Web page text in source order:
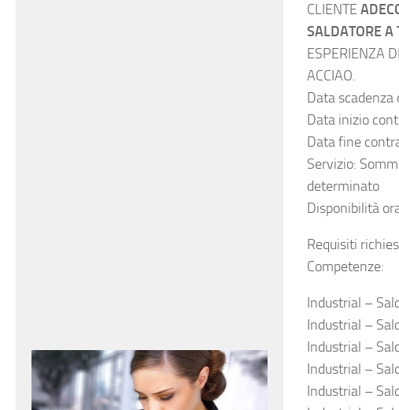
CLIENTE
SALDATORE A
ESPERIENZA
ACCIAO.
Data
Data inizio
Data fine
Servizio:
determinato
Disponibilità
Requisiti
Competenze:
Industrial –
Industrial –
Industrial –
Industrial –
Industrial –